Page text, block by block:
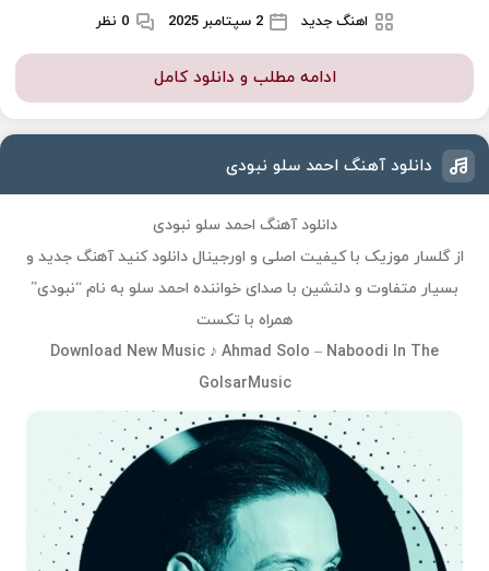
اهنگ جدید 2 سپتامبر 2025 0 نظر
ادامه مطلب و دانلود کامل
دانلود آهنگ احمد سلو نبودی
دانلود آهنگ احمد سلو نبودی
از گلسار موزیک با کیفیت اصلی و اورجینال دانلود کنید آهنگ جدید و
بسیار متفاوت و دلنشین با صدای خواننده احمد سلو به نام “نبودی”
همراه با تکست
Download New Music ♪ Ahmad Solo – Naboodi In The
GolsarMusic